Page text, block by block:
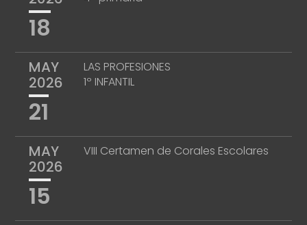
18
MAY
2026
21
LAS PROFESIONES
1º INFANTIL
MAY
2026
15
VIII Certamen de Corales Escolares